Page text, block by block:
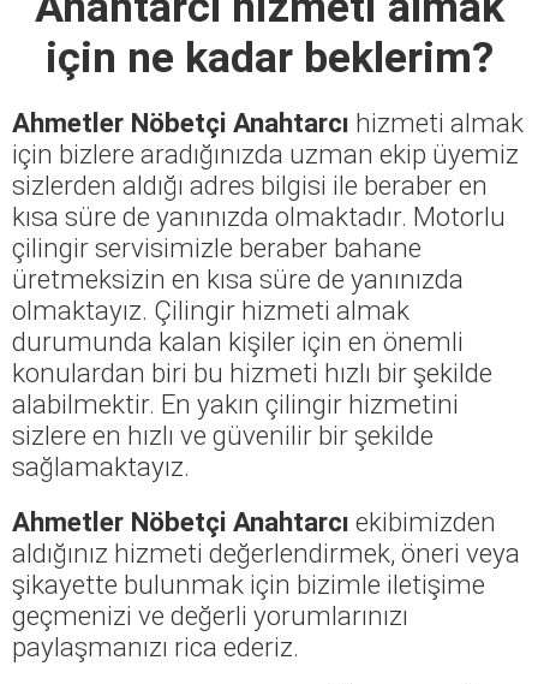
için ne kadar beklerim?
Ahmetler Nöbetçi Anahtarcı hizmeti almak
için bizlere aradığınızda uzman ekip üyemiz
sizlerden aldığı adres bilgisi ile beraber en
kısa süre de yanınızda olmaktadır. Motorlu
çilingir servisimizle beraber bahane
üretmeksizin en kısa süre de yanınızda
olmaktayız. Çilingir hizmeti almak
durumunda kalan kişiler için en önemli
konulardan biri bu hizmeti hızlı bir şekilde
alabilmektir. En yakın çilingir hizmetini
sizlere en hızlı ve güvenilir bir şekilde
sağlamaktayız.
Ahmetler Nöbetçi Anahtarcı ekibimizden
aldığınız hizmeti değerlendirmek, öneri veya
şikayette bulunmak için bizimle iletişime
geçmenizi ve değerli yorumlarınızı
paylaşmanızı rica ederiz.